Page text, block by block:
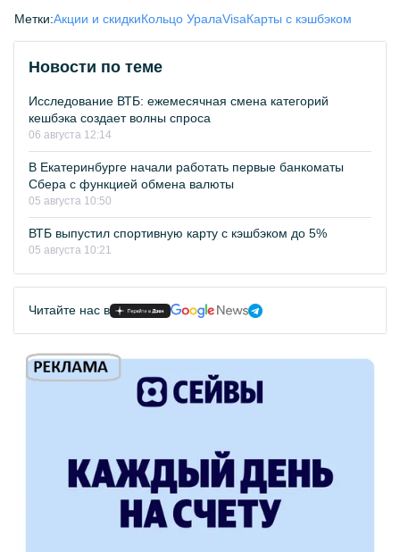
Метки:Акции и скидкиКольцо УралаVisaКарты с кэшбэком
Новости по теме
Исследование ВТБ: ежемесячная смена категорий
кешбэка создает волны спроса
06 августа 12:14
В Екатеринбурге начали работать первые банкоматы
Сбера с функцией обмена валюты
05 августа 10:50
ВТБ выпустил спортивную карту с кэшбэком до 5%
05 августа 10:21
Читайте нас в